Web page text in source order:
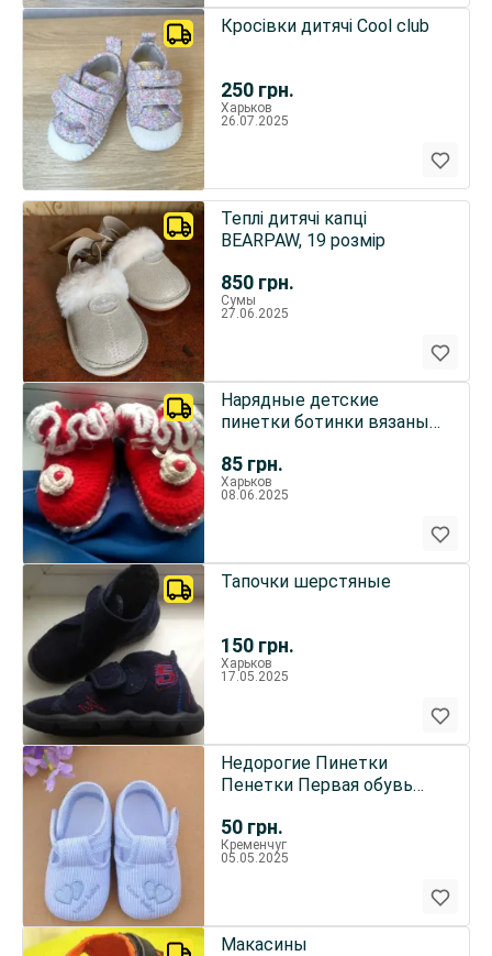
250 грн.
Кросівки дитячі Соol сlub
Харьков
26.07.2025
850 грн.
Теплі дитячі капці
BEARPAW, 19 розмір
Сумы
27.06.2025
85 грн.
Нарядные детские
пинетки ботинки вязаные
Харьков
08.06.2025
150 грн.
Тапочки шерстяные
Харьков
17.05.2025
50 грн.
Недорогие Пинетки
Пенетки Первая обувь
месяцев
Кременчуг
05.05.2025
Макасины